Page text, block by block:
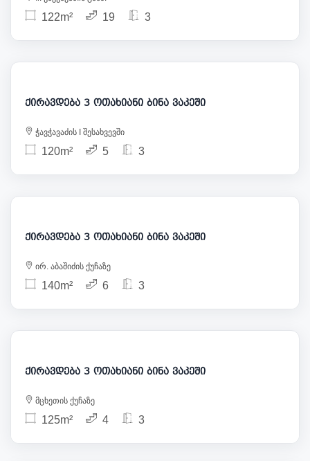
122m² 19 3
2 300
ქირავდება 3 ოთახიანი ბინა ვაკეში
ჭავჭავაძის I შესახვევში
120m² 5 3
2 500
ქირავდება 3 ოთახიანი ბინა ვაკეში
ირ. აბაშიძის ქუჩაზე
140m² 6 3
2 300
ქირავდება 3 ოთახიანი ბინა ვაკეში
მცხეთის ქუჩაზე
125m² 4 3